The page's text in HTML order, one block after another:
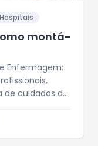
Hospitais
montá-
Enfermagem:
de cuidados de